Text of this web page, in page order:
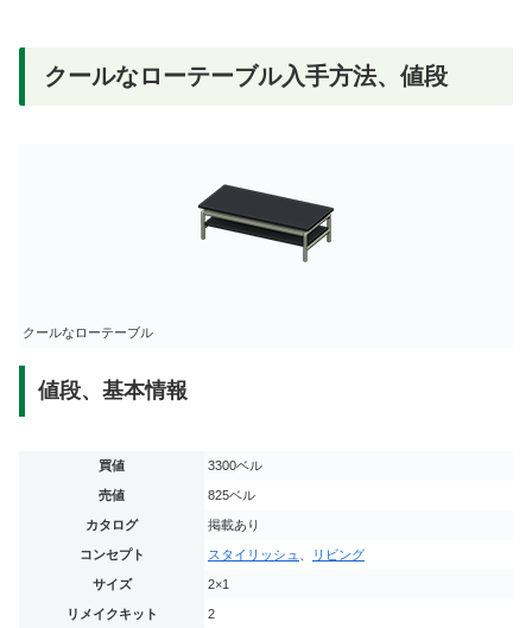
クールなローテーブル入手方法、値段
クールなローテーブル
値段、基本情報
買値 3300ベル
売値 825ベル
カタログ 掲載あり
コンセプト スタイリッシュ、 リビング
サイズ 2×1
リメイクキット 2